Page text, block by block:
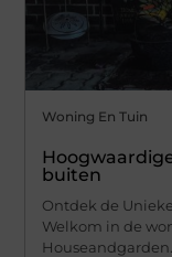
Woning En Tuin
buiten
Ontdek de
Welkom in de